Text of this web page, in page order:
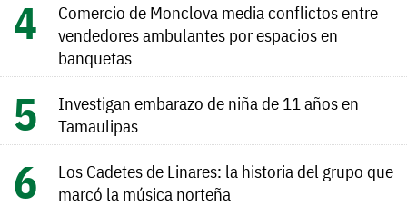
Comercio de Monclova media conflictos entre
vendedores ambulantes por espacios en
banquetas
Investigan embarazo de niña de 11 años en
Tamaulipas
Los Cadetes de Linares: la historia del grupo que
marcó la música norteña